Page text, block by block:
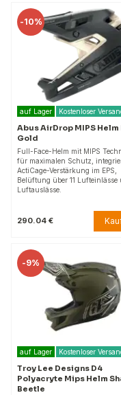
-10%
auf Lager Kostenloser
Abus AirDrop MIPS Helm
Gold
Full-Face-Helm mit MIPS
für maximalen Schutz,
ActiCage-Verstärkung im EPS,
Belüftung über 11 Lufteinlässe
Luftauslässe.
290.04 €
-9%
auf Lager Kostenloser
Troy Lee Designs D4
Polyacryte Mips Helm
Beetle